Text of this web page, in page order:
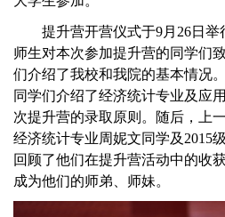
提升营开营仪式于9月 26日举
师生对本次参加提升营的同学们
们介绍了我校和我院的基本情况
同学们介绍了经济统计专业及应
次提升营的录取原则。随后，上
经济统计专业周妮文同学及 2015
回顾了他们在提升营活动中的收
成为他们的师弟、师妹。